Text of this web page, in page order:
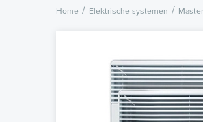
Home Elektrische systemen